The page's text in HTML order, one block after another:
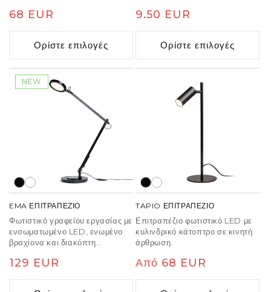
dimmer που βρίσκεται στη
βήματα.
Κανονική
τιμή
68 EUR
Ορίστε επιλογές
Κανονική
τιμή
9.50 EUR
Ορίστε επιλογές
NEW
EMA ΕΠΙΤΡΑΠΕΖΙΟ
Φωτιστικό γραφείου εργασίας με
ενσωματωμένο LED, ενωμένο
βραχίονα και διακόπτη
επάνω μέρος του ανακλαστήρα
Κανονική
τιμή
129 EUR
TAPIO ΕΠΙΤΡΑΠΕΖΙΟ
Επιτραπέζιο φωτιστικό LED με
κυλινδρικό κάτοπτρο σε κινητή
άρθρωση.
Κανονική
τιμή
Από 68 EUR